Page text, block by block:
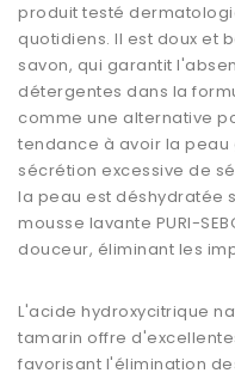
produit testé
quotidiens. Il est doux et
savon, qui garantit
détergentes dans la
comme une alternative
tendance à avoir la peau
sécrétion excessive de
la peau est déshydratée
mousse lavante PURI-
douceur, éliminant les
L'acide hydroxycitrique
tamarin offre
favorisant l'élimination